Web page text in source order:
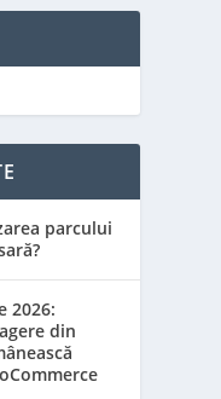
parcului
2026:
din